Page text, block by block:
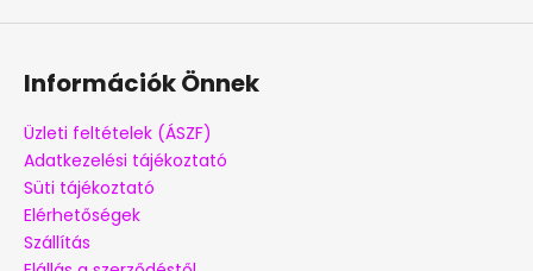
Információk Önnek
Üzleti feltételek (ÁSZF)
Adatkezelési tájékoztató
Süti tájékoztató
Elérhetőségek
Szállítás